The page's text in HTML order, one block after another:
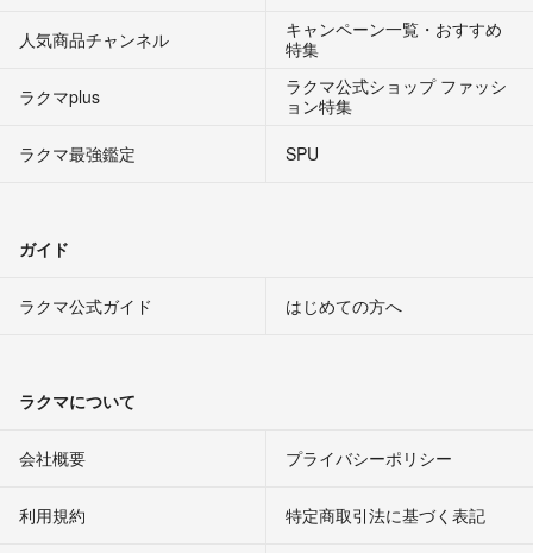
人気商品チャンネル
キャンペーン一覧・おすすめ
特集
ラクマplus
ラクマ公式ショップ ファッシ
ョン特集
ラクマ最強鑑定
SPU
ガイド
ラクマ公式ガイド はじめての方へ
ラクマについて
会社概要 プライバシーポリシー
利用規約 特定商取引法に基づく表記